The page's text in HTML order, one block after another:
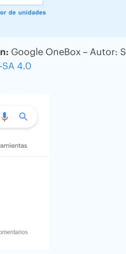
Google OneBox – Autor:
SA 4.0